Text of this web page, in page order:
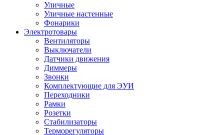
Уличные
Уличные настенные
Фонарики
Электротовары
Вентиляторы
Выключатели
Датчики движения
Диммеры
Звонки
Комплектующие для ЭУИ
Переходники
Рамки
Розетки
Стабилизаторы
Терморегуляторы